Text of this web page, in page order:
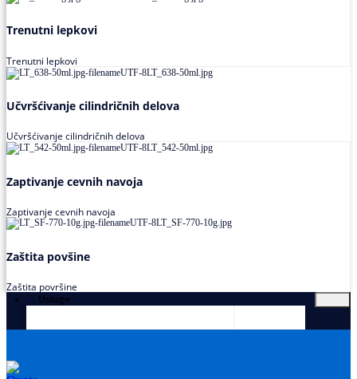
Trenutni lepkovi
Trenutni lepkovi
Učvršćivanje cilindričnih delova
Učvršćivanje cilindričnih delova
Zaptivanje cevnih navoja
Zaptivanje cevnih navoja
Zaštita povšine
Zaštita površine
Usluge